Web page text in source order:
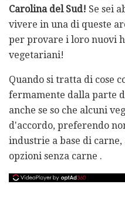
Carolina del Sud! Se sei
vivere in una di queste
per provare i loro nuovi
vegetariani!
Quando si tratta di cose
fermamente dalla parte
anche se so che alcuni
d'accordo, preferendo
industrie a base di
opzioni senza carne .